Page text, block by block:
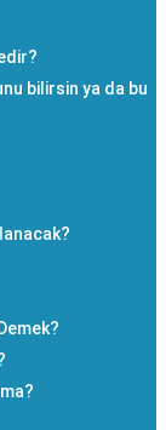
bilirsin ya da bu